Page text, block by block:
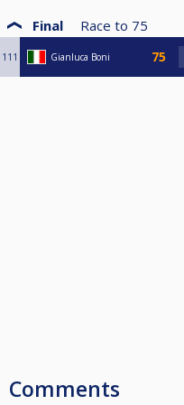
Final Race to 75
111 Gianluca Boni
Comments